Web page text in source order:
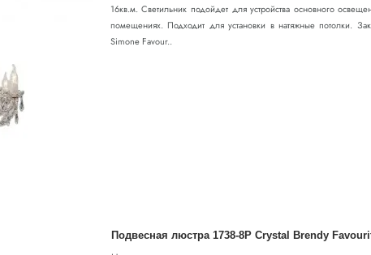
16кв.м. Светильник подойдет для устройства основного
помещениях. Подходит для установки в натяжные потолки.
Simone Favour..
Подвесная люстра 1738-8P Crystal Brendy